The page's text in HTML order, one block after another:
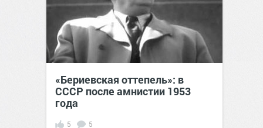
«Бериевская оттепель»: в
СССР после амнистии 1953
года
5 5